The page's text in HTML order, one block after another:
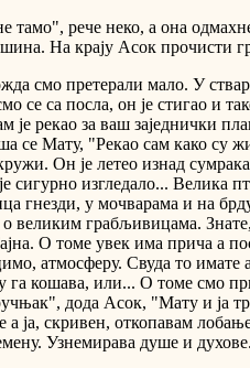
тамо", рече неко, а она
На крају Асок прочисти
смо претерали мало. У
се са посла, он је стигао и
је рекао за ваш заједнички
се Мату, "Рекао сам како су
Он је летео изнад
сигурно изгледало... Велика
гнезди, у мочварама и на
великим грабљивицама.
О томе увек има прича а
атмосферу. Свуда то имате
га кошава, или... О томе смо
дода Асок, "Мату и ја
а ја, скривен, откопавам
Узнемирава душе и